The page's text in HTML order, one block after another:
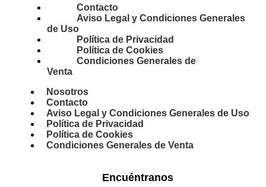
Contacto
Aviso Legal y Condiciones Generales
de Uso
Política de Privacidad
Política de Cookies
Condiciones Generales de
Venta
Nosotros
Contacto
Aviso Legal y Condiciones Generales de Uso
Política de Privacidad
Política de Cookies
Condiciones Generales de Venta
Encuéntranos